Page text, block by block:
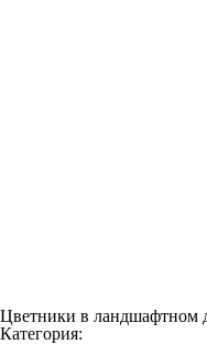
Цветники в ландшафтном
Категория: